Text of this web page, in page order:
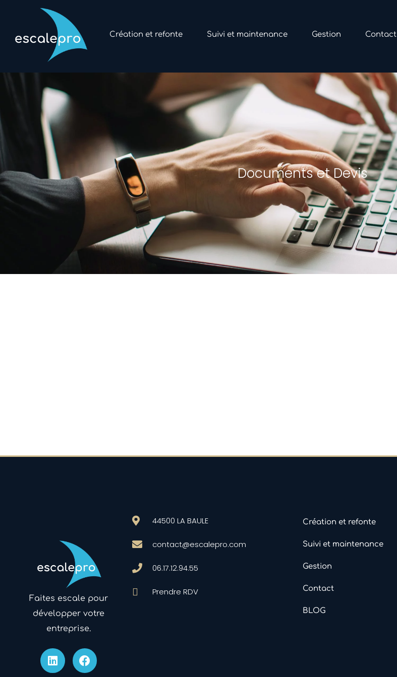
Création et refonte Suivi et maintenance Gestion Contact
Documents et Devis
Faites escale pour
développer votre
entreprise.
44500 LA BAULE
contact@escalepro.com
06.17.12.94.55
Prendre RDV
Création et refonte
Suivi et maintenance
Gestion
Contact
BLOG